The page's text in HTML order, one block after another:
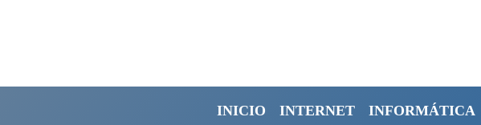
INICIO INTERNET INFORMÁTICA